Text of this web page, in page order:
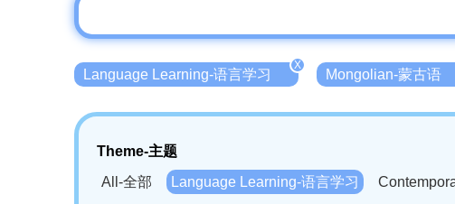
Language Learning-语言学习
X
Mongolian-蒙古语
Theme-主题
All-全部
Language Learning-语言学习